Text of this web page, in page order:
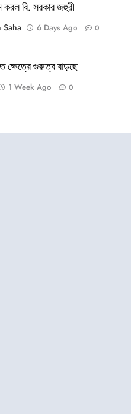
বি. সরকার জহুরী
Saha
6 Days Ago 0
ক্ষেত্রে গুরুত্ব বাড়ছে
1 Week Ago 0